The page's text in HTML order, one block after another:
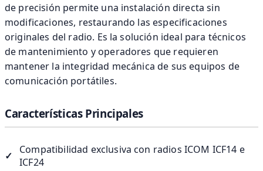
de precisión permite una instalación directa sin
modificaciones, restaurando las especificaciones
originales del radio. Es la solución ideal para técnicos
de mantenimiento y operadores que requieren
mantener la integridad mecánica de sus equipos de
comunicación portátiles.
Características Principales
✓
Compatibilidad exclusiva con radios ICOM ICF14 e
ICF24